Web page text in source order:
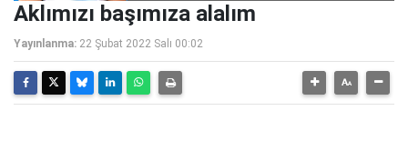
Aklımızı başımıza alalım
Yayınlanma: 22 Şubat 2022 Salı 00:02